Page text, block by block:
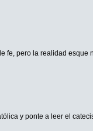
fe, pero la realidad
y ponte a leer el